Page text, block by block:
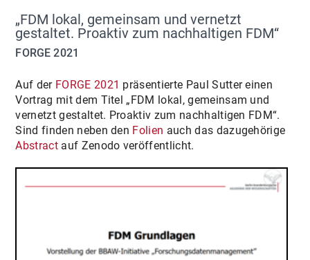
„FDM lokal, gemeinsam und vernetzt
gestaltet. Proaktiv zum nachhaltigen FDM“
FORGE 2021
Auf der FORGE 2021 präsentierte Paul Sutter einen
Vortrag mit dem Titel „FDM lokal, gemeinsam und
vernetzt gestaltet. Proaktiv zum nachhaltigen FDM“.
Sind finden neben den Folien auch das dazugehörige
Abstractauf Zenodo veröffentlicht.